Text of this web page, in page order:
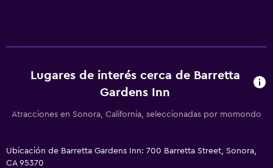
Lugares de interés cerca de Barretta
Gardens Inn
Atracciones en Sonora, California, seleccionadas por momondo
Ubicación de Barretta Gardens Inn: 700 Barretta Street, Sonora,
CA 95370